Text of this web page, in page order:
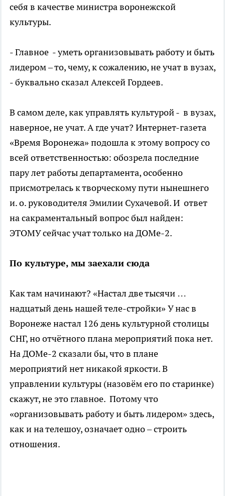
себя в качестве министра воронежской
культуры.
- Главное - уметь организовывать работу и быть
лидером – то, чему, к сожалению, не учат в вузах,
- буквально сказал Алексей Гордеев.
В самом деле, как управлять культурой - в вузах,
наверное, не учат. А где учат? Интернет-газета
«Время Воронежа» подошла к этому вопросу со
всей ответственностью: обозрела последние
пару лет работы департамента, особенно
присмотрелась к творческому пути нынешнего
и. о. руководителя Эмилии Сухачевой. И ответ
на сакраментальный вопрос был найден:
ЭТОМУ сейчас учат только на ДОМе-2.
По культуре, мы заехали сюда
Как там начинают? «Настал две тысячи …
надцатый день нашей теле-стройки» У нас в
Воронеже настал 126 день культурной столицы
СНГ, но отчётного плана мероприятий пока нет.
На ДОМе-2 сказали бы, что в плане
мероприятий нет никакой яркости. В
управлении культуры (назовём его по старинке)
скажут, не это главное. Потому что
«организовывать работу и быть лидером» здесь,
как и на телешоу, означает одно – строить
отношения.